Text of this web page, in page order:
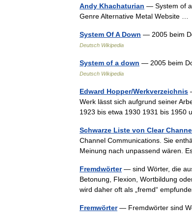
Andy Khachaturian — System of a
Genre Alternative Metal Website …
System Of A Down — 2005 beim
Deutsch Wikipedia
System of a down — 2005 beim
Deutsch Wikipedia
Edward Hopper/Werkverzeichnis
Werk lässt sich aufgrund seiner
1923 bis etwa 1930 1931 bis
Schwarze Liste von Clear
Channel Communications. Sie
Meinung nach unpassend wären.
Fremdwörter— sind Wörter, die
Betonung, Flexion, Wortbildung
wird daher oft als „fremd“
Fremwörter— Fremdwörter sind